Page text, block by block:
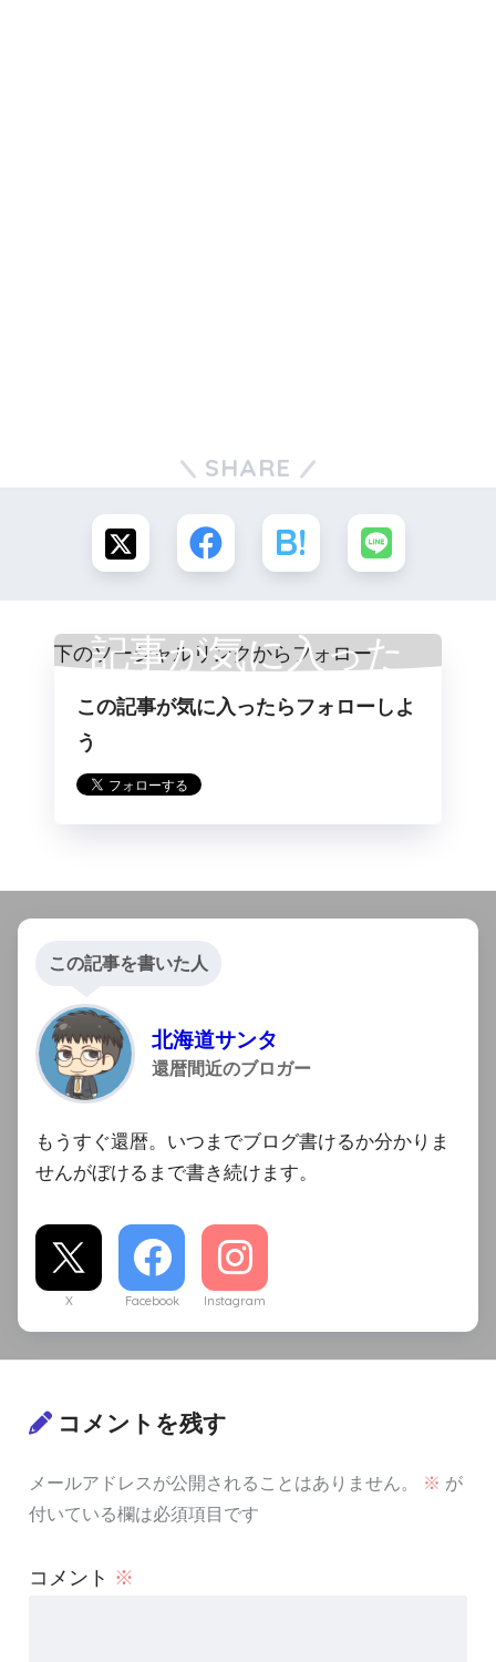
SHARE
記事が気に入った
らフォロー
この記事が気に入ったらフォローしよ
う
この記事を書いた人
北海道サンタ
還暦間近のブロガー
もうすぐ還暦。いつまでブログ書けるか分かりま
せんがぼけるまで書き続けます。
X Facebook Instagram
コメントを残す
メールアドレスが公開されることはありません。 ※ が
付いている欄は必須項目です
コメント ※